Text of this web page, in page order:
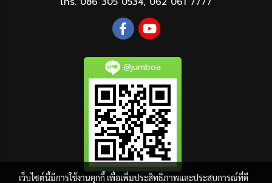
@jumboa
เว็บไซต์นี้มีการใช้งานคุกกี้ เพื่อเพิ่มประสิทธิภาพและประสบการณ์ที่ดี